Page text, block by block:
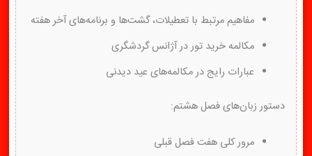
مفاهیم مرتبط با تعطیلات، گشت‌ها و برنامه‌های آخر هفته
مکالمه خرید تور در آژانس گردشگری
عبارات رایج در مکالمه‌های عید دیدنی
دستور زبان‌های فصل هشتم:
مرور کلی هفت فصل قبلی